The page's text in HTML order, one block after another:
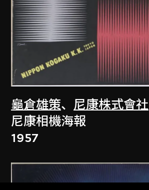
龜倉雄策、 尼康株式會社
尼康相機海報
1957